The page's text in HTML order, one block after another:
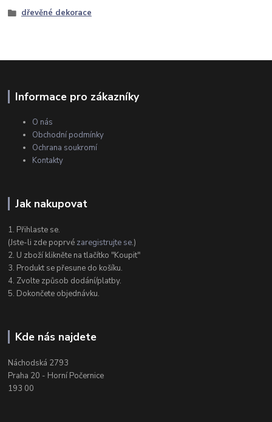
dřevěné dekorace
Informace pro zákazníky
O nás
Obchodní podmínky
Ochrana soukromí
Kontakty
Jak nakupovat
1. Přihlaste se.
(Jste-li zde poprvé zaregistrujte se.)
2. U zboží klikněte na tlačítko "Koupit"
3. Produkt se přesune do košíku.
4. Zvolte způsob dodání/platby.
5. Dokončete objednávku.
Kde nás najdete
Náchodská 2793
Praha 20 - Horní Počernice
193 00